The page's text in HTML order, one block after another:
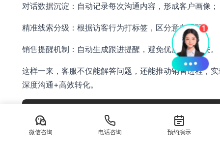
对话数据沉淀：自动记录每次沟通内容，形成客户画像；
精准线索分级：根据访客行为打标签，区分意向强弱；
销售提醒机制：自动生成跟进提醒，避免优质客户流失。
这样一来，客服不仅能解答问题，还能推动销售进程，
深度沟通+高效转化。
微信咨询 电话咨询 预约演示